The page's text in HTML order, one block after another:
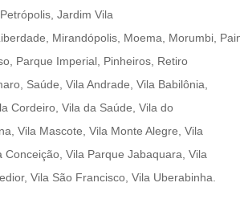
Jardim Vila
Mirandópolis, Moema, Morumbi,
Parque Imperial Pinheiros Retiro
Saúde Vila Andrade Vila Babilônia
Cordeiro Vila da Saúde Vila do
Vila Mascote Vila Monte Alegre Vila
Conceição Vila Parque Jabaquara Vila
, Vila São Francisco Vila Uberabinha.